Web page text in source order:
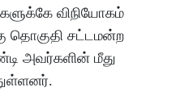
விநியோகம்
தொகுதி சட்டமன்ற
அவர்களின் மீது